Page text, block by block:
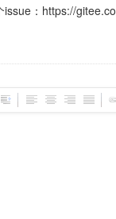
issue：https://